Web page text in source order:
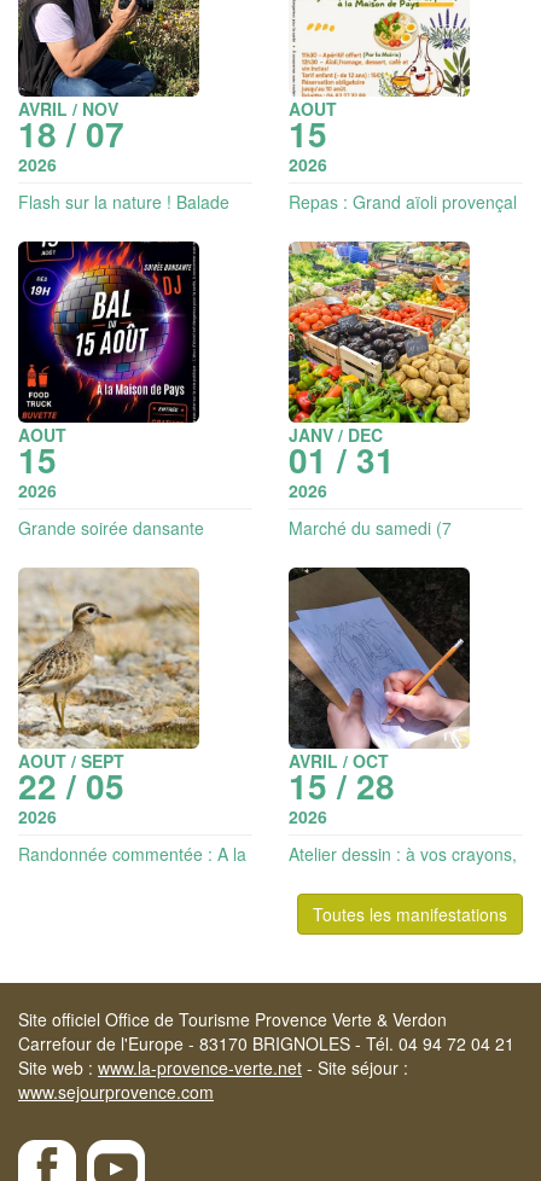
AVRIL / NOV
18 / 07
2026
Flash sur la nature ! Balade
AOUT
15
2026
Repas : Grand aïoli provençal
AOUT
15
2026
Grande soirée dansante
JANV / DEC
01 / 31
2026
Marché du samedi (7
AOUT / SEPT
22 / 05
2026
Randonnée commentée : A la
AVRIL / OCT
15 / 28
2026
Atelier dessin : à vos crayons,
LoBéToutes les manifestations
Site officiel Office de Tourisme Provence Verte & Verdon
Carrefour de l'Europe - 83170 BRIGNOLES - Tél. 04 94 72 04 21
Site web : www.la-provence-verte.net - Site séjour :
www.sejourprovence.com